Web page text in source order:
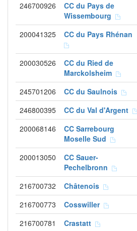
246700926
CC du Pays de
Wissembourg
200041325 CC du Pays Rhénan
200030526
CC du Ried de
Marckolsheim
245701206 CC du Saulnois
246800395 CC du Val d'Argent
200068146
CC Sarrebourg
Moselle Sud
200013050
CC Sauer-
Pechelbronn
216700732 Châtenois
216700773 Cosswiller
216700781 Crastatt